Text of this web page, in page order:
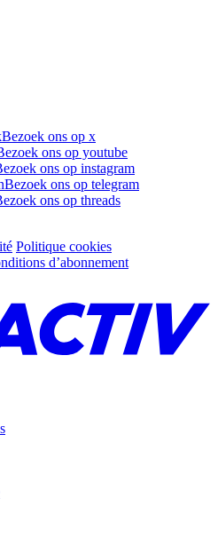
Bezoek ons op x
ons op youtube
ons op instagram
Bezoek ons op telegram
ons op threads
Politique cookies
d’abonnement